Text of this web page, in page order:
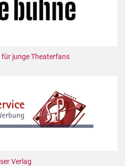
für junge Theaterfans
Verlag